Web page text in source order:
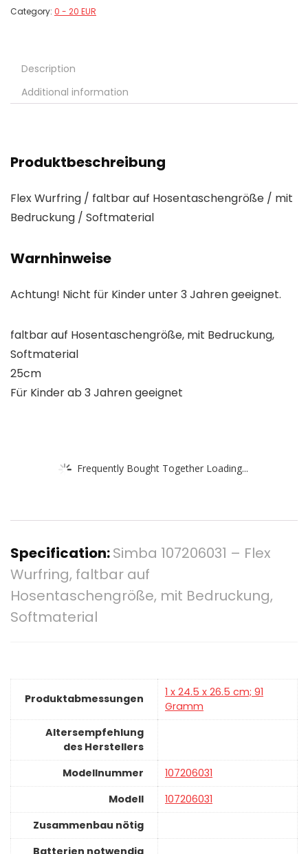
Category: 0 - 20 EUR
Description
Additional information
Produktbeschreibung
Flex Wurfring / faltbar auf Hosentaschengröße / mit
Bedruckung / Softmaterial
Warnhinweise
Achtung! Nicht für Kinder unter 3 Jahren geeignet.
faltbar auf Hosentaschengröße, mit Bedruckung,
Softmaterial
25cm
Für Kinder ab 3 Jahren geeignet
Frequently Bought Together Loading...
Specification:Simba 107206031 – Flex
Wurfring, faltbar auf
Hosentaschengröße, mit Bedruckung,
Softmaterial
Produktabmessungen
‎1 x 24.5 x 26.5 cm; 91
Gramm
Altersempfehlung
des Herstellers
Modellnummer
‎107206031
Modell
‎107206031
Zusammenbau nötig